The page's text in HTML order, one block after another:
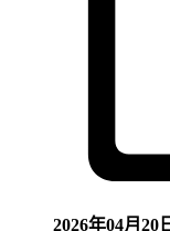
2026年04月20